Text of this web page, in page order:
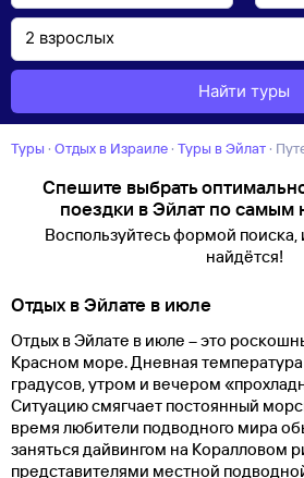
Найти туры
Туры · Отдых в Израиле · Туры в Эйлат ·
Спешите выбрать
поездки в Эйлат по самым
Воспользуйтесь формой поиска,
найдётся!
Отдых в Эйлате в июле
Отдых в Эйлате в июле – это
Красном море. Дневная
градусов, утром и вечером
Ситуацию смягчает постоянный
время любители подводного мира
заняться дайвингом на Коралловом
представителями местной